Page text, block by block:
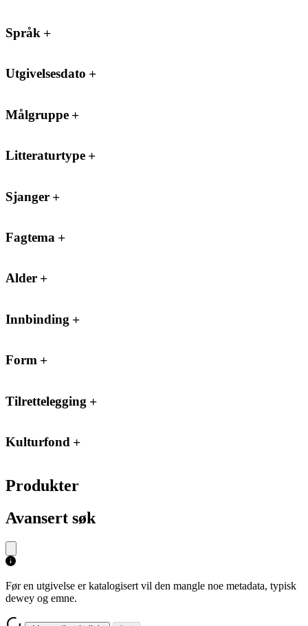
Språk
Utgivelsesdato
Målgruppe
Litteraturtype
Sjanger
Fagtema
Alder
Innbinding
Form
Tilrettelegging
Kulturfond
Produkter
Avansert søk
Før en utgivelse er katalogisert vil den mangle noe metadata, typisk
dewey og emne.